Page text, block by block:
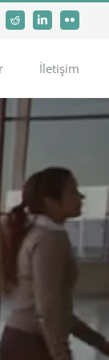
Reddit LinkedInFlickr
İletişim